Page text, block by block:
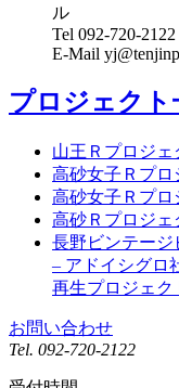
ル
Tel 092-720-2122
E-Mail
プロジェクト
山王Ｒプロジェ
高砂女子Ｒプロ
高砂女子Ｒプロ
高砂Ｒプロジェ
長野ビンテージ
– アドイシグロ
再生プロジェク
お問い合わせ
Tel. 092-720-2122